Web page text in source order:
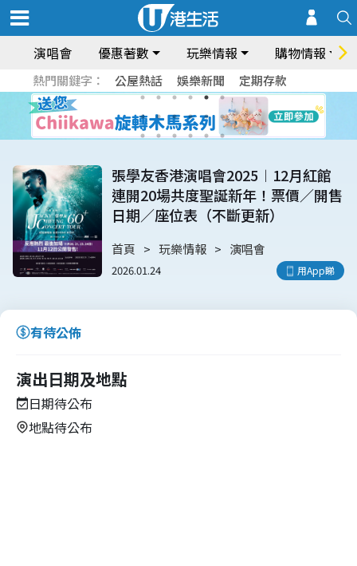
演唱會 優惠著數 玩樂情報 購物情報
熱門關鍵字： 公屋熱話 娛樂新聞 定期存款
張學友香港演唱會2025︱12月紅館
連開20場共度聖誕新年！票價／開售
日期／座位表（不斷更新）
首頁 玩樂情報 演唱會
2026.01.24 用App睇
有待公佈
演出日期及地點
日期待公布
地點待公布